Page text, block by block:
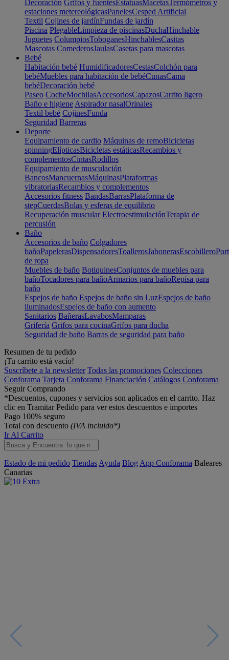
Decoración Grifos y fuentesEstatuasMacetasTermómetros y
estaciones metereológicasPanelesCesped Artificial
Textil Cojines de jardínFundas de jardín
Piscina PlegableLimpieza de piscinasDuchaHinchable
Juguetes ColumpiosToboganesHinchablesCasitas
Mascotas ComederosJaulasCasetas para mascotas
Bebé
Habitación bebé HumidificadoresCestasColchón para
bebéMuebles para habitación de bebéCunasCama
bebéDecoración bebé
Paseo CocheMochilasAccesoriosCapazosCarrito ligero
Baño e higiene Aspirador nasalOrinales
Textil bebé CojinesFunda
Seguridad Barreras
Deporte
Equipamiento de cardio Máquinas de remoBicicletas
spinningElípticasBicicletas estáticasRecambios y
complementosCintasRodillos
Equipamiento de musculación
BancosMancuernasMáquinasPlataformas
vibratoriasRecambios y complementos
Accesorios fitness BandasBarrasPlataforma de
stepCuerdasBolas y esferas de equilibrio
Recuperación muscular ElectroestimulaciónTerapia de
percusión
Baño
Accesorios de baño Colgadores
bañoPapelerasDispensadoresToallerosJabonerasEscobillero
de ropa
Muebles de baño BotiquinesConjuntos de muebles para
bañoTocadores para bañoArmarios para bañoRepisa para
baño
Espejos de baño Espejos de baño sin LuzEspejos de baño
iluminadosEspejos de baño con aumento
Sanitarios BañerasLavabosMamparas
Grifería Grifos para cocinaGrifos para ducha
Seguridad de baño Barras de seguridad para baño
Resumen de tu pedido
¡Tu carrito está vacío!
Suscríbete a la newsletter Todas las promociones Colecciones
Conforama Tarjeta Conforama Financiación Catálogos Conforama
Seguir Comprando
*Descuentos, cupones y servicios son aplicados en el carrito. Haz
clic en Tramitar Pedido para ver estos descuentos e importes
Pago 100% seguro
Total con descuento (IVA incluido*)
Ir Al Carrito
Estado de mi pedido Tiendas Ayuda Blog App Conforama Baleares
Canarias